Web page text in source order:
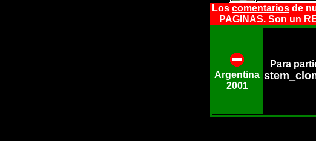
Los comentarios de
PAGINAS. Son un
Argentina
2001
Para